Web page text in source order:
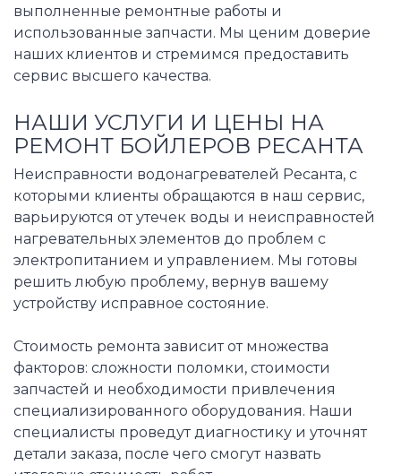
выполненные ремонтные работы и
использованные запчасти. Мы ценим доверие
наших клиентов и стремимся предоставить
сервис высшего качества.
НАШИ УСЛУГИ И ЦЕНЫ НА
РЕМОНТ БОЙЛЕРОВ РЕСАНТА
Неисправности водонагревателей Ресанта, с
которыми клиенты обращаются в наш сервис,
варьируются от утечек воды и неисправностей
нагревательных элементов до проблем с
электропитанием и управлением. Мы готовы
решить любую проблему, вернув вашему
устройству исправное состояние.
Стоимость ремонта зависит от множества
факторов: сложности поломки, стоимости
запчастей и необходимости привлечения
специализированного оборудования. Наши
специалисты проведут диагностику и уточнят
детали заказа, после чего смогут назвать